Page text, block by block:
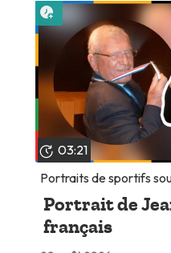
03:21
Portraits de sportifs
Portrait de
français
Lire plus tard